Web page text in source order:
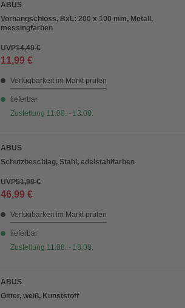
ABUS
Vorhangschloss, BxL: 200 x 100 mm, Metall,
messingfarben
UVP14,49 €
11,99 €
Verfügbarkeit im Markt prüfen
lieferbar
Zustellung 11.08. - 13.08.
ABUS
Schutzbeschlag, Stahl, edelstahlfarben
UVP51,99 €
46,99 €
Verfügbarkeit im Markt prüfen
lieferbar
Zustellung 11.08. - 13.08.
ABUS
Gitter, weiß, Kunststoff